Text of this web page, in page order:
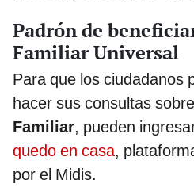
Padrón de
Familiar Universal
Para que los ciudadanos
hacer sus consultas
Familiar, pueden
quedo en casa,
por el Midis.